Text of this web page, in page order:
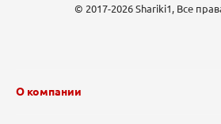
© 2017-2026 Shariki1, Все
О компании